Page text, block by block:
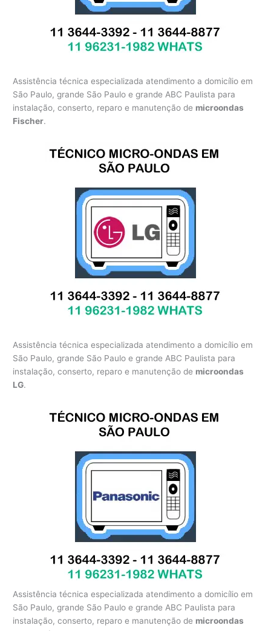
Assistência técnica especializada atendimento a domicílio em
São Paulo, grande São Paulo e grande ABC Paulista para
instalação, conserto, reparo e manutenção de microondas
Fischer.
Assistência técnica especializada atendimento a domicílio em
São Paulo, grande São Paulo e grande ABC Paulista para
instalação, conserto, reparo e manutenção de microondas
LG.
Assistência técnica especializada atendimento a domicílio em
São Paulo, grande São Paulo e grande ABC Paulista para
instalação, conserto, reparo e manutenção de microondas